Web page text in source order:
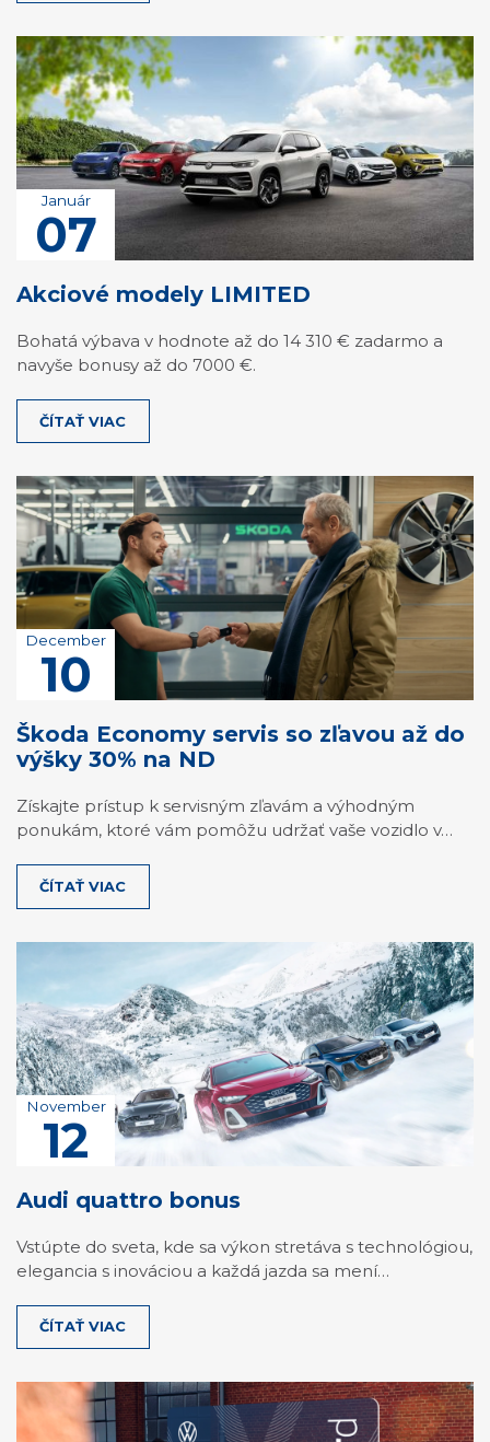
Január
07
Akciové modely LIMITED
Bohatá výbava v hodnote až do 14 310 € zadarmo a
navyše bonusy až do 7000 €.
ČÍTAŤ VIAC
December
10
Škoda Economy servis so zľavou až do
výšky 30% na ND
Získajte prístup k servisným zľavám a výhodným
ponukám, ktoré vám pomôžu udržať vaše vozidlo v…
ČÍTAŤ VIAC
November
12
Audi quattro bonus
Vstúpte do sveta, kde sa výkon stretáva s technológiou,
elegancia s inováciou a každá jazda sa mení…
ČÍTAŤ VIAC